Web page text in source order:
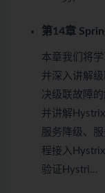
第14章
本章我们将
并深入讲解
决级联故障
并讲解
服务降级、
程接入
验证Hystri…